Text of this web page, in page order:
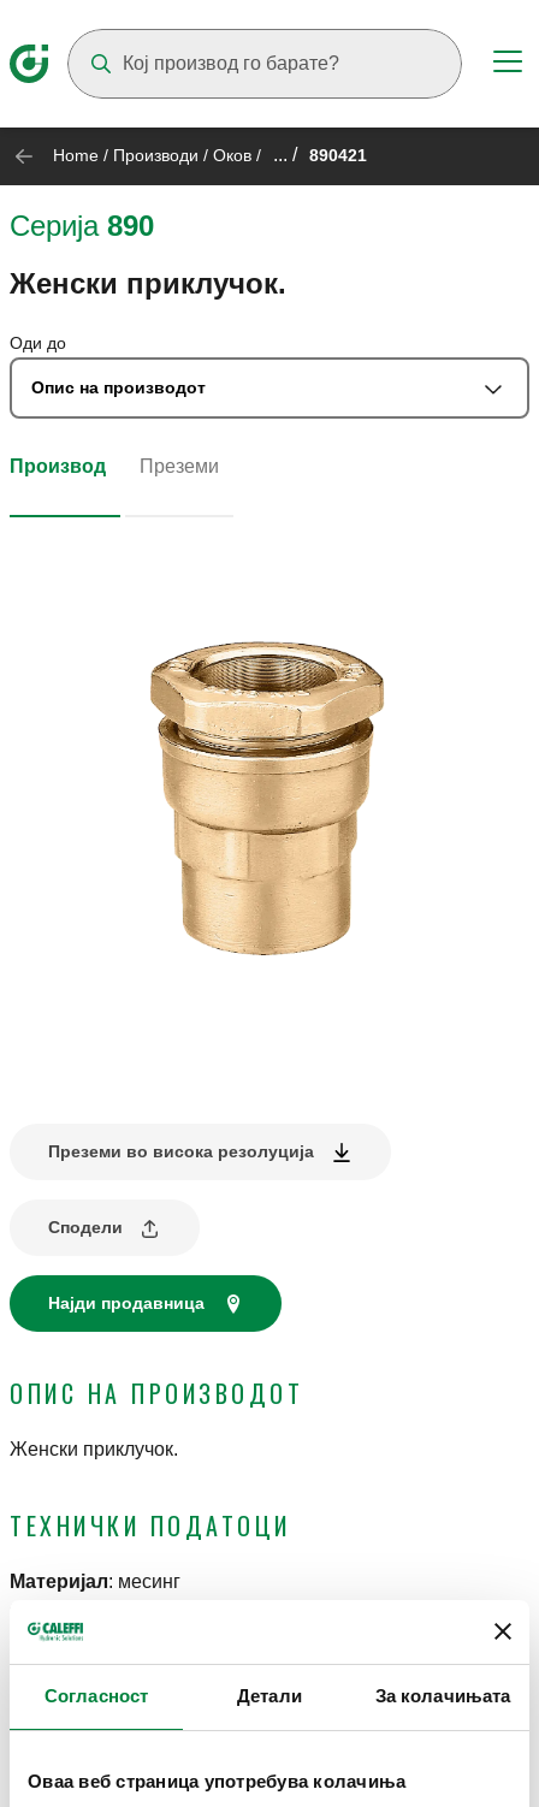
Согласност Детали За колачињата
Оваа веб страница употребува колачиња
Home / Производи / Оков / ... / 890421
Серија 890
Женски приклучок.
Оди до
Опис на производот
Производ Преземи
Преземи во висока резолуција
Сподели
Најди продавница
ОПИС НА ПРОИЗВОДОТ
Женски приклучок.
ТЕХНИЧКИ ПОДАТОЦИ
Материјал: месинг
Максимален работен притисок
СЕРТИФИКАТИ